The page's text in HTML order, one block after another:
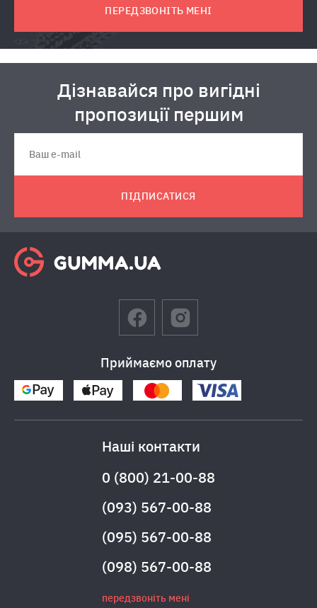
ПЕРЕДЗВОНІТЬ МЕНІ
Дізнавайся про вигідні
пропозиції першим
ПІДПИСАТИСЯ
Приймаємо оплату
Наші контакти
0 (800) 21-00-88
(093) 567-00-88
(095) 567-00-88
(098) 567-00-88
передзвоніть мені